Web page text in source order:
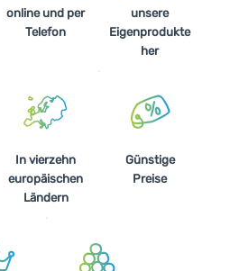
online und per
Telefon
unsere
Eigenprodukte
her
In vierzehn
europäischen
Ländern
Günstige
Preise